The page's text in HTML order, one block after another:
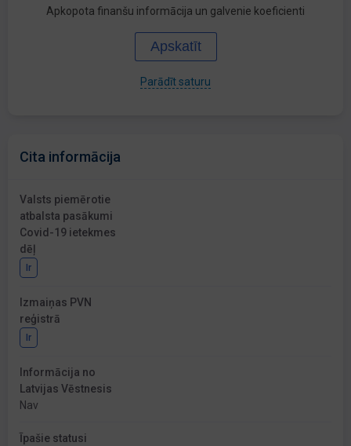
Apkopota finanšu informācija un galvenie koeficienti
Apskatīt
Parādīt saturu
Cita informācija
Valsts piemērotie
atbalsta pasākumi
Covid-19 ietekmes
dēļ
Ir
Izmaiņas PVN
reģistrā
Ir
Informācija no
Latvijas Vēstnesis
Nav
Īpašie statusi